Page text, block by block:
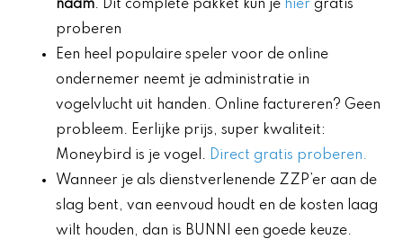
naam. Dit complete pakket kun je hier gratis
proberen
Een heel populaire speler voor de online
ondernemer neemt je administratie in
vogelvlucht uit handen. Online factureren? Geen
probleem. Eerlijke prijs, super kwaliteit:
Moneybird is je vogel. Direct gratis proberen.
Wanneer je als dienstverlenende ZZP’er aan de
slag bent, van eenvoud houdt en de kosten laag
wilt houden, dan is BUNNI een goede keuze.